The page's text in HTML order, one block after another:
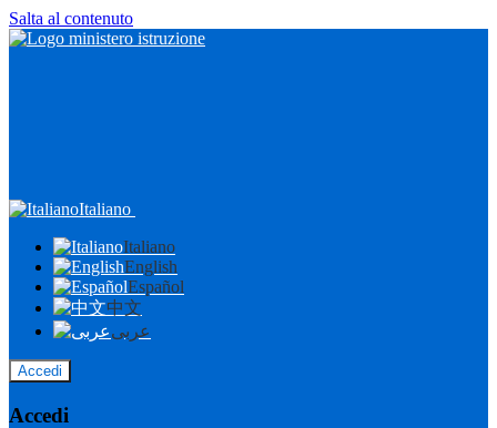
Salta al contenuto
Italiano
Italiano
English
Español
中文
عربى
Accedi
Accedi